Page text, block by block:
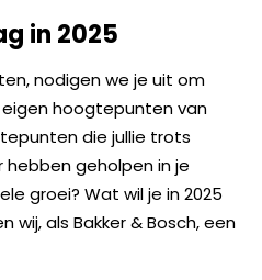
in 2025
nodigen we je uit om
hoogtepunten van
die jullie trots
geholpen in je
groei? Wat wil je in 2025
wij, als Bakker & Bosch, een